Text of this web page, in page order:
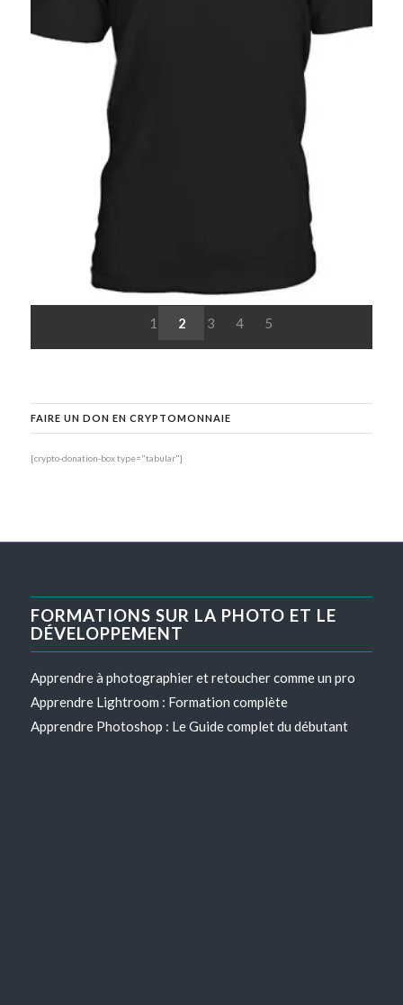
1 2 3 4 5
FAIRE UN DON EN CRYPTOMONNAIE
[crypto-donation-box type="tabular"]
FORMATIONS SUR LA PHOTO ET LE
DÉVELOPPEMENT
Apprendre à photographier et retoucher comme un pro
Apprendre Lightroom : Formation complète
Apprendre Photoshop : Le Guide complet du débutant